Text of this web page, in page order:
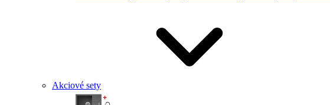
Akciové sety